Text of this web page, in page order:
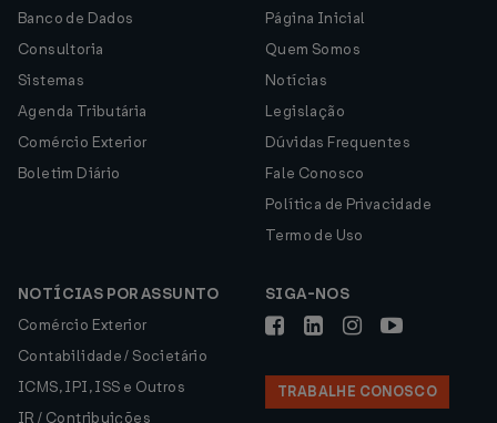
Banco de Dados
Consultoria
Sistemas
Agenda Tributária
Comércio Exterior
Boletim Diário
Página Inicial
Quem Somos
Notícias
Legislação
Dúvidas Frequentes
Fale Conosco
Política de Privacidade
Termo de Uso
NOTÍCIAS POR ASSUNTO
Comércio Exterior
Contabilidade / Societário
ICMS, IPI, ISS e Outros
IR / Contribuições
SIGA-NOS
TRABALHE CONOSCO